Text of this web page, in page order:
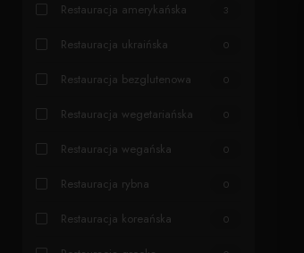
Restauracja amerykańska 3
Restauracja ukraińska 0
Restauracja bezglutenowa 0
Restauracja wegetariańska 0
Restauracja wegańska 0
Restauracja rybna 0
Restauracja koreańska 0